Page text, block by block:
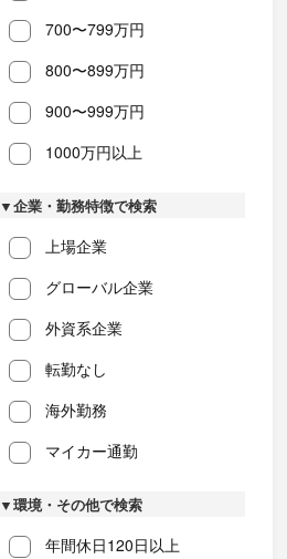
700〜799万円
800〜899万円
900〜999万円
1000万円以上
▼企業・勤務特徴で検索
上場企業
グローバル企業
外資系企業
転勤なし
海外勤務
マイカー通勤
▼環境・その他で検索
年間休日120日以上